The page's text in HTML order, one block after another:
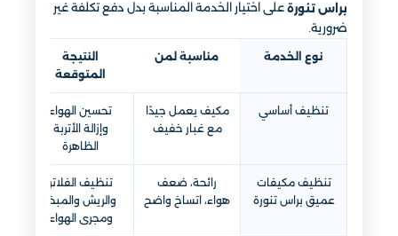
براس تنورة على اختيار الخدمة المناسبة بدل دفع تكلفة غير
ضرورية.
نوع الخدمة مناسبة لمن
النتيجة
المتوقعة
تنظيف أساسي
مكيف يعمل جيدًا
مع غبار خفيف
تحسين الهواء
وإزالة الأتربة
الظاهرة
تنظيف مكيفات
عميق براس تنورة
رائحة، ضعف
هواء، اتساخ واضح
تنظيف الفلاتر
والريش والمبخر
ومجرى الهواء